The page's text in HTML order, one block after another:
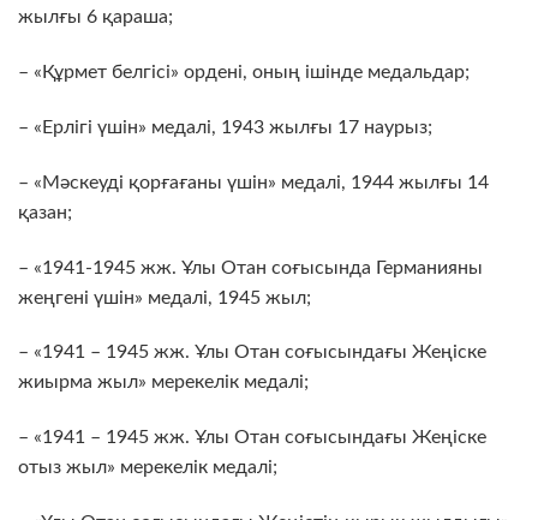
жылғы 6 қараша;
– «Құрмет белгісі» ордені, оның ішінде медальдар;
– «Ерлігі үшін» медалі, 1943 жылғы 17 наурыз;
– «Мәскеуді қорғағаны үшін» медалі, 1944 жылғы 14
қазан;
– «1941-1945 жж. Ұлы Отан соғысында Германияны
жеңгені үшін» медалі, 1945 жыл;
– «1941 – 1945 жж. Ұлы Отан соғысындағы Жеңіске
жиырма жыл» мерекелік медалі;
– «1941 – 1945 жж. Ұлы Отан соғысындағы Жеңіске
отыз жыл» мерекелік медалі;